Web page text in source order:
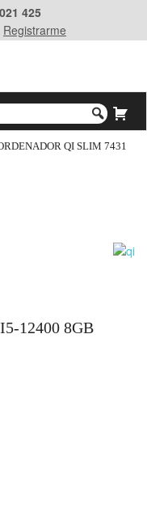
425
Registrarme
QI SLIM 7431
12400 8GB